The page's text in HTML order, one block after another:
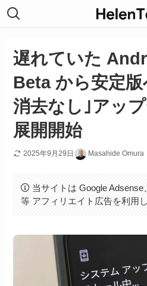
遅れていた
Beta から安定版
消去なし｣アッ
展開開始
2025年9月29日 Masahide Omura
当サイトは Google
等 アフィリエイト広告を利用